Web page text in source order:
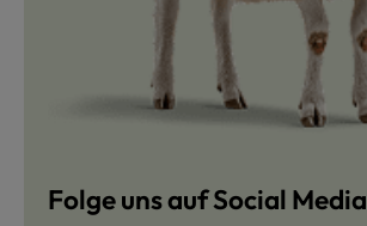
Folge uns auf Social Media